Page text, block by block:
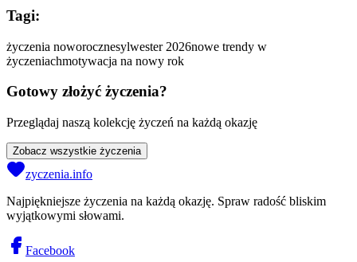
Tagi:
życzenia noworocznesylwester 2026nowe trendy w
życzeniachmotywacja na nowy rok
Gotowy złożyć życzenia?
Przeglądaj naszą kolekcję życzeń na każdą okazję
Zobacz wszystkie życzenia
zyczenia.info
Najpiękniejsze życzenia na każdą okazję. Spraw radość bliskim
wyjątkowymi słowami.
Facebook